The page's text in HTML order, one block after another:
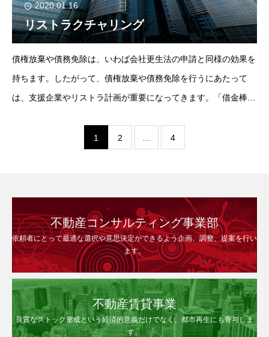
2020.01.16
リストラクチャリング
債権放棄や債務免除は、いわば会社更生法の申請と同様の効果を
持ちます。したがって、債権放棄や債務免除を行うにあたって
は、支援企業やリストラ計画が重要になってきます。「借金棒引
ているケースがほとんどです。したがって、
1 2 4
不動産コンサルティング事業部
依頼者にとって最適な選択や意思決定ができるよう企画、調整、提案を行い
ます。
不動産賃貸事業
良質なストック形成という経済的意義だけでなく、都市再生にも寄与しま
す。